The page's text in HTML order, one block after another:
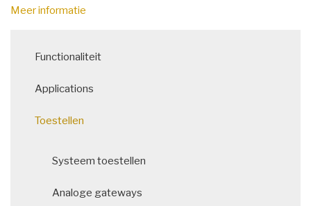
Meer informatie
navigation
Functionaliteit
Applications
Toestellen
Systeem toestellen
Analoge gateways